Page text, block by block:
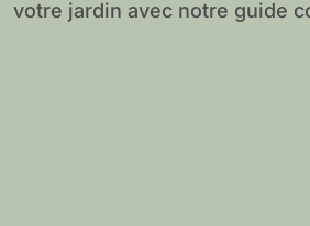
votre jardin avec notre guide